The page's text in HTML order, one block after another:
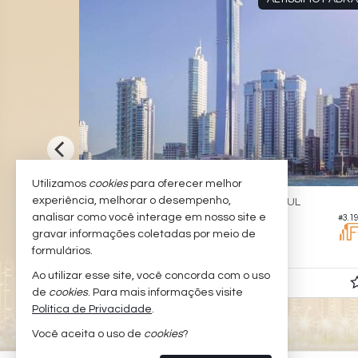
#3.624
BALNEÁRIO CAMBORIÚ - BARRA SUL
Apartamento no Edifício Epic Tower
Consulte-nos
Utilizamos cookiespara oferecer melhor
experiência, melhorar o desempenho,
analisar como você interage em nosso site e
gravar informações coletadas por meio de
formulários.
Ao utilizar esse site, você concorda com o uso
de cookies. Para mais informações visite
Política de Privacidade.
Você aceita o uso de cookies?